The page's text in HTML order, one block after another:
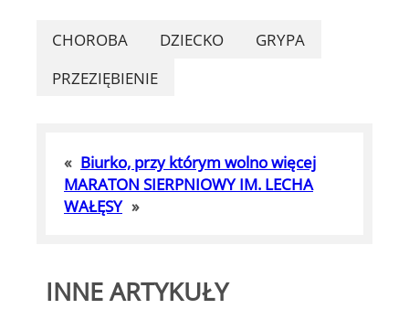
CHOROBA DZIECKO
GRYPA
PRZEZIĘBIENIE
« Biurko, przy którym wolno więcej
MARATON SIERPNIOWY IM. LECHA
WAŁĘSY »
INNE ARTYKUŁY